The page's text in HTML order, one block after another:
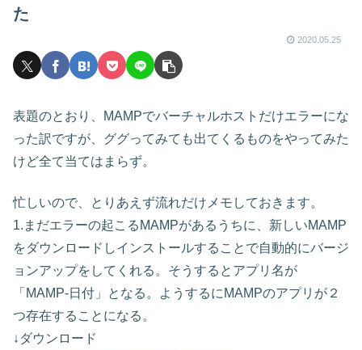
た
2020.05.25
表題のとおり、MAMPでバーチャルホストだけエラーにな
った訳ですが、ググってみても出てくるものをやってみた
けど全て当てはまらず。
忙しいので、とりあえず流れだけメモしておきます。
1.まだエラーの起こるMAMPがあるうちに、新しいMAMP
をダウンロードしインストールすることで自動的にバージ
ョンアップをしてくれる。そうするとアプリ名が
「MAMP-日付」となる。ようするにMAMPのアプリが２
つ存在することになる。
↓ダウンロード